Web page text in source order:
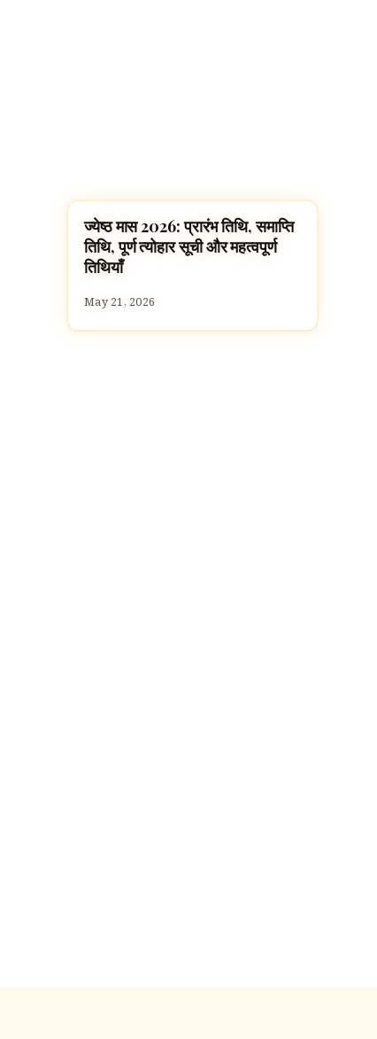
FESTIVALS
ज्येष्ठ मास 2026: प्रारंभ तिथि, समाप्ति
तिथि, पूर्ण त्योहार सूची और महत्वपूर्ण
तिथियाँ
May 21, 2026